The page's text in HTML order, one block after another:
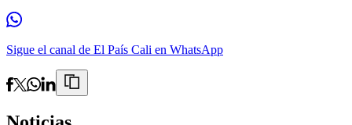
Sigue el canal de El País Cali en WhatsApp